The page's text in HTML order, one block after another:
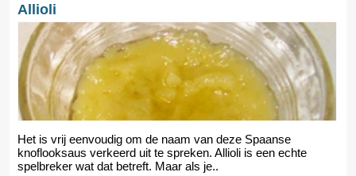
Allioli
Het is vrij eenvoudig om de naam van deze Spaanse
knoflooksaus verkeerd uit te spreken. Allioli is een echte
spelbreker wat dat betreft. Maar als je..